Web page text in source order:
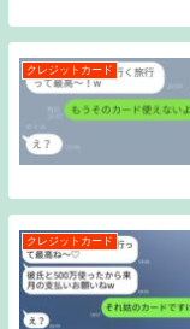
クレジットカード
クレジットカード